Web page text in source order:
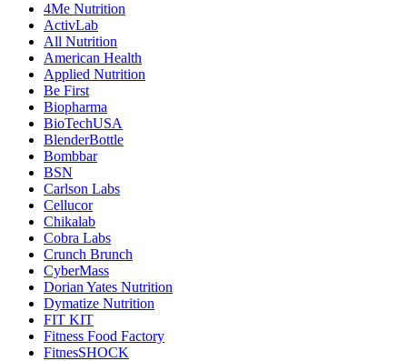
4Me Nutrition
ActivLab
All Nutrition
American Health
Applied Nutrition
Be First
Biopharma
BioTechUSA
BlenderBottle
Bombbar
BSN
Carlson Labs
Cellucor
Chikalab
Cobra Labs
Crunch Brunch
CyberMass
Dorian Yates Nutrition
Dymatize Nutrition
FIT KIT
Fitness Food Factory
FitnesSHOCK